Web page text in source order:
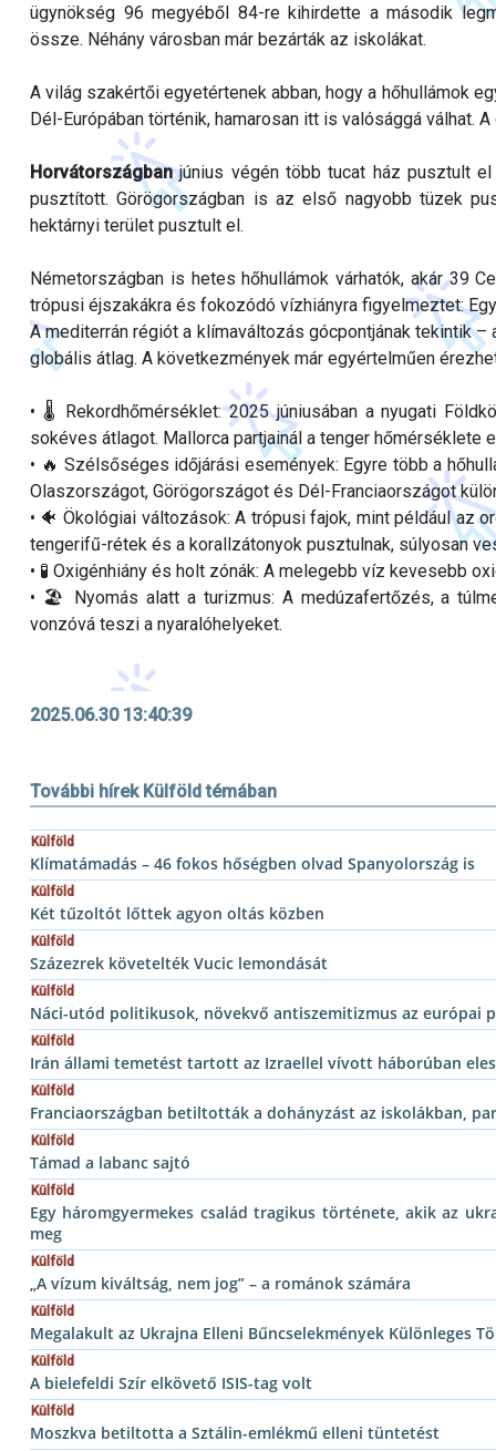
ügynökség 96 megyéből 84-re kihirdette a második
össze. Néhány városban már bezárták az iskolákat.
A világ szakértői egyetértenek abban, hogy a hőhullámok
Dél-Európában történik, hamarosan itt is valósággá válhat.
Horvátországbanjúnius végén több tucat ház pusztult
pusztított. Görögországban is az első nagyobb tüzek
hektárnyi terület pusztult el.
Németországban is hetes hőhullámok várhatók, akár 39
trópusi éjszakákra és fokozódó vízhiányra figyelmeztet:
A mediterrán régiót a klímaváltozás gócpontjának tekintik
globális átlag. A következmények már egyértelműen
• 🌡️ Rekordhőmérséklet: 2025 júniusában a nyugati
sokéves átlagot. Mallorca partjainál a tenger hőmérséklete
• 🔥 Szélsőséges időjárási események: Egyre több a
Olaszországot, Görögországot és Dél-Franciaországot
• 🐠 Ökológiai változások: A trópusi fajok, mint például az
tengerifű-rétek és a korallzátonyok pusztulnak, súlyosan
• 🧪 Oxigénhiány és holt zónák: A melegebb víz kevesebb
• 🏖️ Nyomás alatt a turizmus: A medúzafertőzés, a
vonzóvá teszi a nyaralóhelyeket.
2025.06.30 13:40:39
További hírek Külföld témában
Külföld
Klímatámadás – 46 fokos hőségben olvad Spanyolország is
Külföld
Két tűzoltót lőttek agyon oltás közben
Külföld
Százezrek követelték Vucic lemondását
Külföld
Náci-utód politikusok, növekvő antiszemitizmus az európai
Külföld
Irán állami temetést tartott az Izraellel vívott háborúban
Külföld
Franciaországban betiltották a dohányzást az iskolákban,
Külföld
Támad a labanc sajtó
Külföld
Egy háromgyermekes család tragikus története, akik az
meg
Külföld
„A vízum kiváltság, nem jog” – a románok számára
Külföld
Megalakult az Ukrajna Elleni Bűncselekmények Különleges
Külföld
A bielefeldi Szír elkövető ISIS-tag volt
Külföld
Moszkva betiltotta a Sztálin-emlékmű elleni tüntetést